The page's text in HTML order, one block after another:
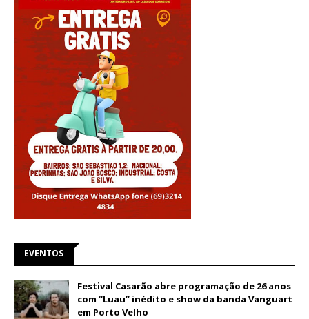
EVENTOS
Festival Casarão abre programação de 26 anos
com “Luau” inédito e show da banda Vanguart
em Porto Velho